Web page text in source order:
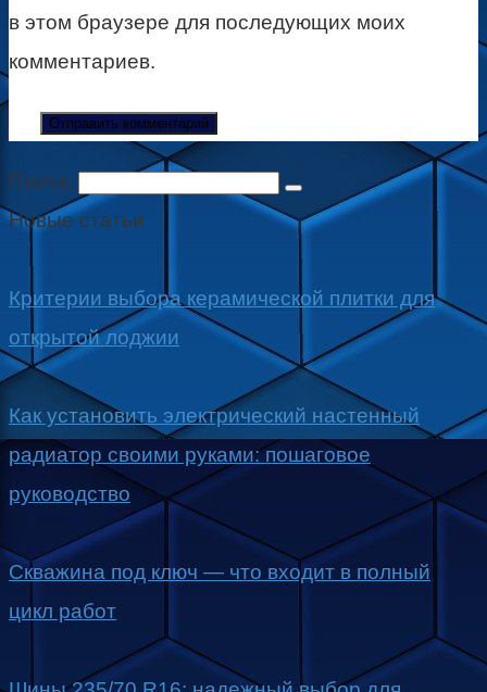
в этом браузере для последующих моих
комментариев.
Поиск:
Новые статьи
Критерии выбора керамической плитки для
открытой лоджии
Как установить электрический настенный
радиатор своими руками: пошаговое
руководство
Скважина под ключ — что входит в полный
цикл работ